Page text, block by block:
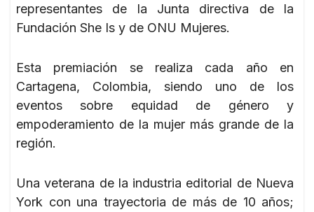
representantes de la Junta directiva de la
Fundación She Is y de ONU Mujeres.
Esta premiación se realiza cada año en
Cartagena, Colombia, siendo uno de los
eventos sobre equidad de género y
empoderamiento de la mujer más grande de la
región.
Una veterana de la industria editorial de Nueva
York con una trayectoria de más de 10 años;